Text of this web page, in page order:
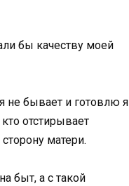
бы качеству моей
не бывает и готовлю я
отстирывает
матери.
быт, а с такой